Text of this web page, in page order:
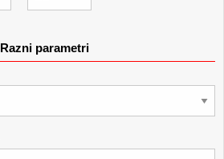
Razni parametri